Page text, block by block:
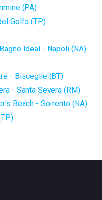
(PA)
Golfo (TP)
Bagno Ideal - Napoli (NA)
- Bisceglie (BT)
- Santa Severa (RM)
Beach - Sorrento (NA)